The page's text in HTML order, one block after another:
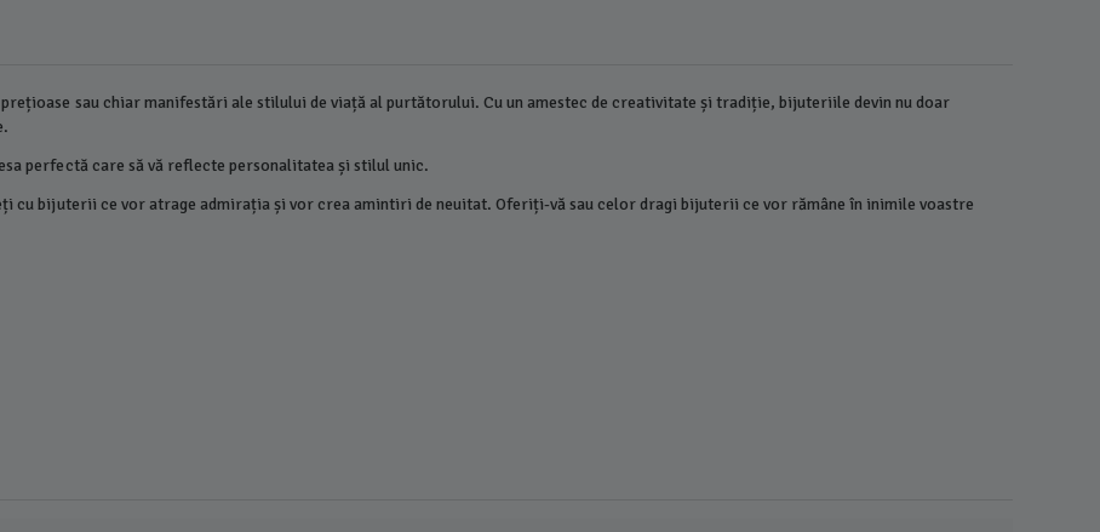
sau chiar manifestări ale stilului de viață al purtătorului. Cu un amestec de creativitate și tradiție, bijuteriile devin nu doar
perfectă care să vă reflecte personalitatea și stilul unic.
cu bijuterii ce vor atrage admirația și vor crea amintiri de neuitat. Oferiți-vă sau celor dragi bijuterii ce vor rămâne în inimile voastre